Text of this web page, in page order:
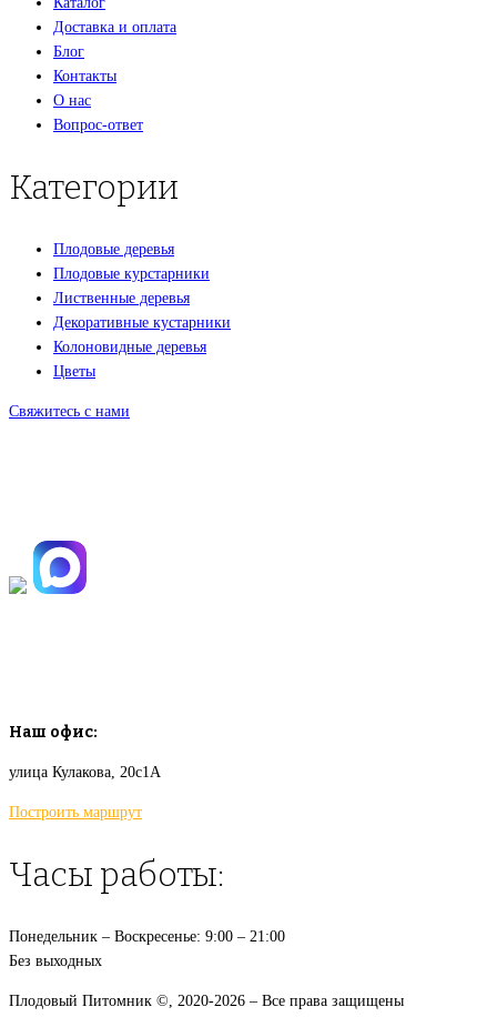
Доставка и оплата
Блог
Контакты
О нас
Вопрос-ответ
Категории
Плодовые деревья
Плодовые курстарники
Лиственные деревья
Декоративные кустарники
Колоновидные деревья
Цветы
Свяжитесь с нами
Наш офис:
улица Кулакова, 20с1А
Построить маршрут
Часы работы:
Понедельник – Воскресенье: 9:00 – 21:00
Без выходных
Плодовый Питомник ©, 2020-2026 – Все права защищены